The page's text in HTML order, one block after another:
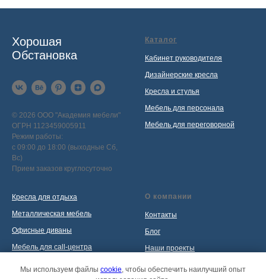
Мы используем файлы cookie, чтобы обеспечить наилучший опыт
Хорошая
Обстановка
© 2026 ООО "Академия мебели"
ОГРН 1123459005911
Режим работы:
с 09:00 до 18:00 (выходные Сб,
Вс)
Прием заказов круглосуточно
Каталог
Кабинет руководителя
Дизайнерские кресла
Кресла и стулья
Мебель для персонала
Мебель для переговорной
Кресла для отдыха
Металлическая мебель
Офисные диваны
Мебель для call-центра
О компании
Контакты
Блог
Наши проекты
персональных данных